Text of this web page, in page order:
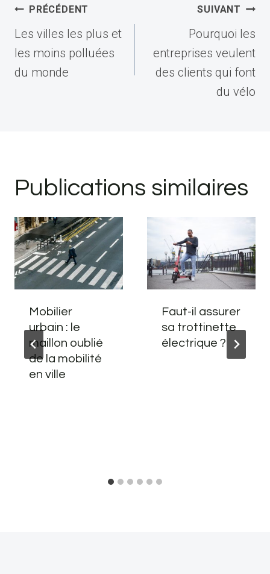
Navigation
de
l’article
PRÉCÉDENT
Les villes les plus et
les moins polluées
du monde
SUIVANT
Pourquoi les
entreprises veulent
des clients qui font
du vélo
Publications similaires
Mobilier
urbain : le
maillon oublié
de la mobilité
en ville
Faut-il assurer
sa trottinette
électrique ?